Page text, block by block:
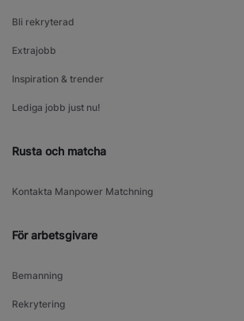
Bli rekryterad
Extrajobb
Inspiration & trender
Lediga jobb just nu!
Rusta och matcha
Kontakta Manpower Matchning
För arbetsgivare
Bemanning
Rekrytering